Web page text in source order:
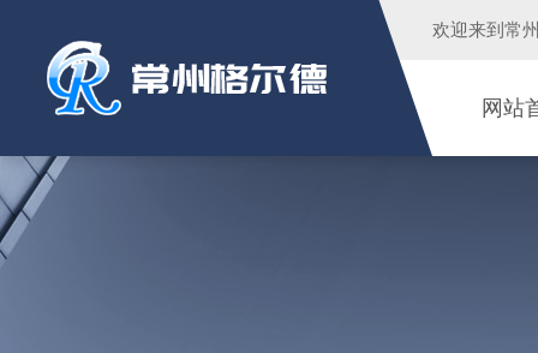
欢迎来到 常
网站